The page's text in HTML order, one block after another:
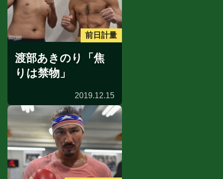
前日計量
渡部あきのり「焦
りは禁物」
2019.12.15